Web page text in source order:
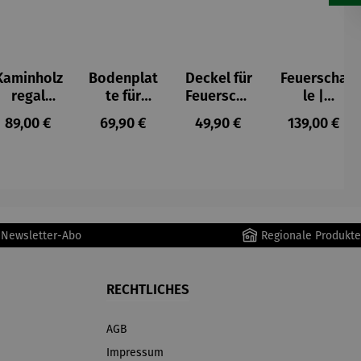
regal
Missouri
Regulärer Preis:
89,00 €
Bodenplat
te für
Feuerkorb
rund Ø 70
Regulärer Preis:
69,90 €
Deckel für
Feuerscha
le mit
Rand - Ø
Regulärer Preis:
49,90 €
Feuerscha
le |
Washingt
on
Regulärer
139,00 €
Abo Regionale Produkte
RECHTLICHES
AGB
Impressum